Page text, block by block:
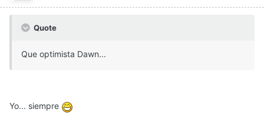
Quote
Que optimista Dawn...
Yo... siempre